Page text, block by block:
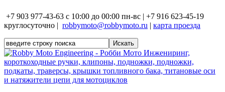
+7 903 977-43-63 с 10:00 до 00:00 пн-вс | +7 916 623-45-19
круглосуточно | robbymoto@robbymoto.ru | карта проезда